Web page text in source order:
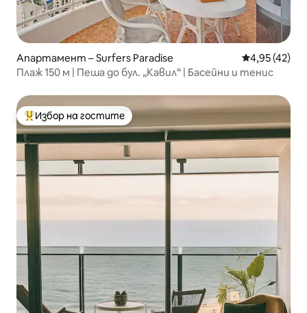
Апартамент – Surfers Paradise Средна
4,95 (42)
Плаж 150 м | Пеша до бул. „Кавил“ | Басейни и тенис
Най-популярен избор на гостите
Избор на гостите